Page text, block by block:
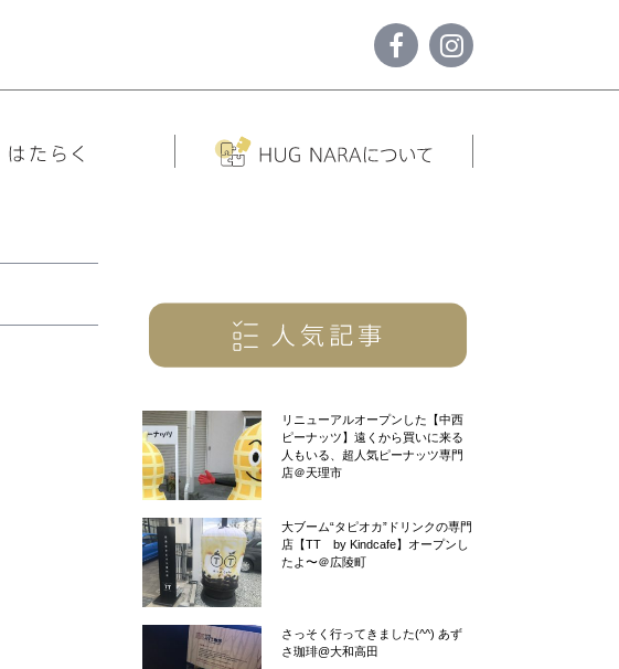
リニューアルオープンした【中西
ピーナッツ】遠くから買いに来る
人もいる、超人気ピーナッツ専門
店＠天理市
大ブーム“タピオカ”ドリンクの専門
店【TT by Kindcafe】オープンし
たよ〜＠広陵町
さっそく行ってきました(^^) あず
さ珈琲@大和高田